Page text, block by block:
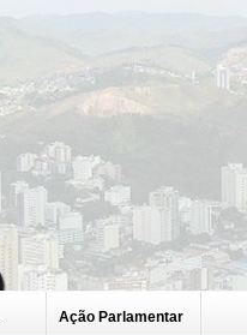
Ação Parlamentar